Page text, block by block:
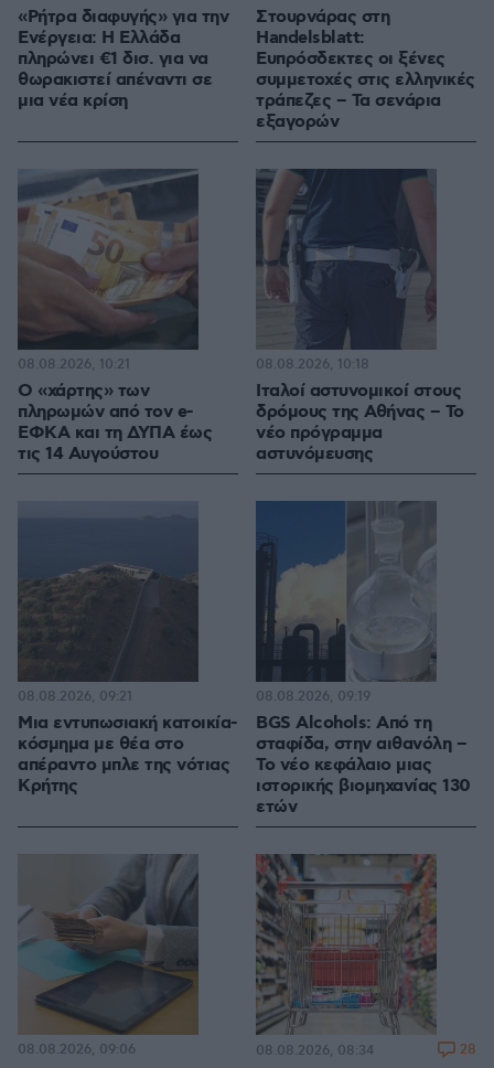
«Ρήτρα διαφυγής» για την
Ενέργεια: Η Ελλάδα
πληρώνει €1 δισ. για να
θωρακιστεί απέναντι σε
μια νέα κρίση
Στουρνάρας στη
Handelsblatt:
Ευπρόσδεκτες οι ξένες
συμμετοχές στις ελληνικές
τράπεζες – Τα σενάρια
εξαγορών
Ο «χάρτης» των
πληρωμών από τον e-
ΕΦΚΑ και τη ΔΥΠΑ έως
τις 14 Αυγούστου
08.08.2026, 10:21
Ιταλοί αστυνομικοί στους
δρόμους της Αθήνας – Το
νέο πρόγραμμα
αστυνόμευσης
08.08.2026, 10:18
Μια εντυπωσιακή κατοικία-
κόσμημα με θέα στο
απέραντο μπλε της νότιας
Κρήτης
08.08.2026, 09:21
BGS Alcohols: Από τη
σταφίδα, στην αιθανόλη –
Το νέο κεφάλαιο μιας
ιστορικής βιομηχανίας 130
ετών
08.08.2026, 09:19
08.08.2026, 09:06 08.08.2026, 08:34 28